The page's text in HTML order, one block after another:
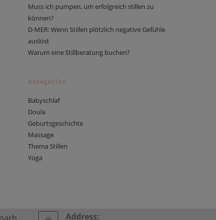
Muss ich pumpen, um erfolgreich stillen zu
können?
D-MER: Wenn Stillen plötzlich negative Gefühle
auslöst
Warum eine Stillberatung buchen?
Kategorien
Babyschlaf
Doula
Geburtsgeschichte
Massage
Thema Stillen
Yoga
Address: